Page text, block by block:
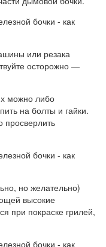
или резака
осторожно —
можно либо
на болты и гайки.
просверлить
но желательно)
высокие
при покраске грилей,